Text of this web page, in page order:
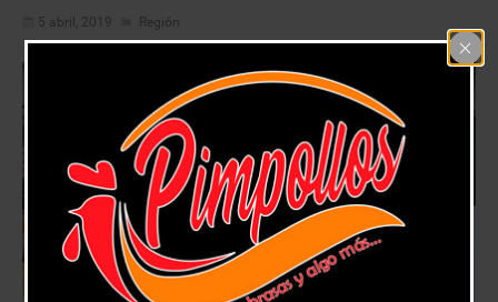
5 abril, 2019 Región